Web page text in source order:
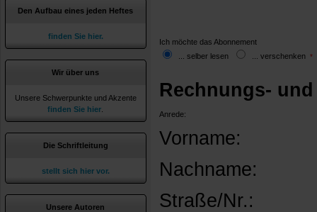
Den Aufbau eines jeden Heftes
finden Sie hier.
Wir über uns
Unsere Schwerpunkte und Akzente
finden Sie hier
Die Schriftleitung
stellt sich hier vor.
Unsere Autoren
Ich möchte das Abonnement
... selber lesen
... verschenken *
Rechnungs-
Anrede:
Vorname:
Nachname:
Straße/Nr.: